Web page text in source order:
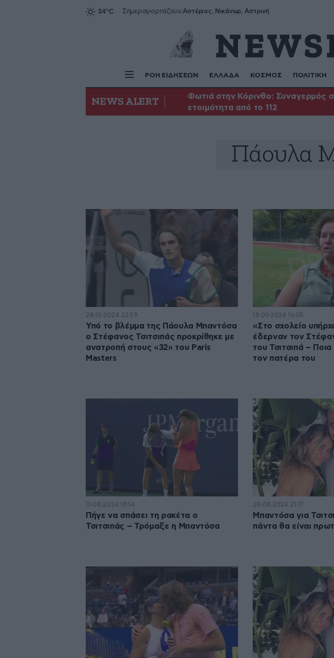
Σήμεραγιορτάζουν:Αστέριος, Νικάνωρ, Αστρινή
ΡΟΗ ΕΙΔΗΣΕΩΝ ΕΛΛΑΔΑ ΚΟΣΜΟΣ ΠΟΛΙΤΙΚΗ
NEWS ALERT
Φωτιά στην Κόρινθο: Συναγερμός
ετοιμότητα από το 112
Πάουλα
28·10·2024 22:59
Υπό το βλέμμα της Πάουλα Μπαντόσα
ο Στέφανος Τσιτσιπάς προκρίθηκε με
ανατροπή στους «32» του Paris
Masters
18·09·2024 16:05
«Στο σχολείο
έδερναν τον
του Τσιτσιπά –
τον πατέρα του
31·08·2024 18:14
Πήγε να σπάσει τη ρακέτα ο
Τσιτσιπάς – Τρόμαξε η Μπαντόσα
28·08·2024 21:17
Μπαντόσα για
πάντα θα είναι